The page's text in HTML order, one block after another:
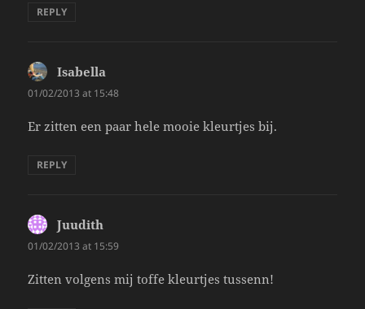
REPLY
Isabella
01/02/2013 at 15:48
Er zitten een paar hele mooie kleurtjes bij.
REPLY
Juudith
01/02/2013 at 15:59
Zitten volgens mij toffe kleurtjes tussenn!